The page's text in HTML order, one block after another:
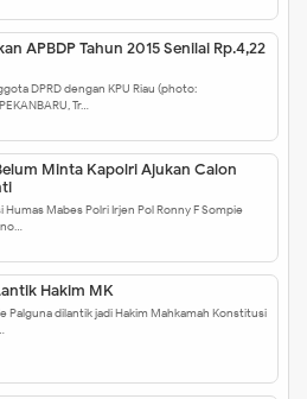
APBDP Tahun 2015 Senilai Rp.4,22
DPRD dengan KPU Riau (photo:
Tr…
Minta Kapolri Ajukan Calon
Humas Mabes Polri Irjen Pol Ronny F Sompie
Hakim MK
Palguna dilantik jadi Hakim Mahkamah Konstitusi